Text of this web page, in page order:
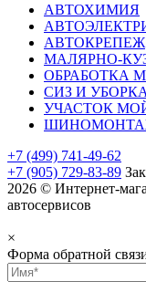
АВТОХИМИЯ
АВТОКРЕПЕЖ
МАЛЯРНО-
ОБРАБОТКА
СИЗ И
УЧАСТОК
+7 (499) 741-49-62
+7 (905) 729-83-89
2026 © Интернет-
автосервисов
×
Форма обратной